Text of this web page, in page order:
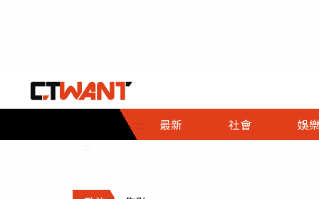
::: 最新 社會
社會首頁
時事
調查
娛樂
娛樂首頁
即時
財經首頁
熱線
政